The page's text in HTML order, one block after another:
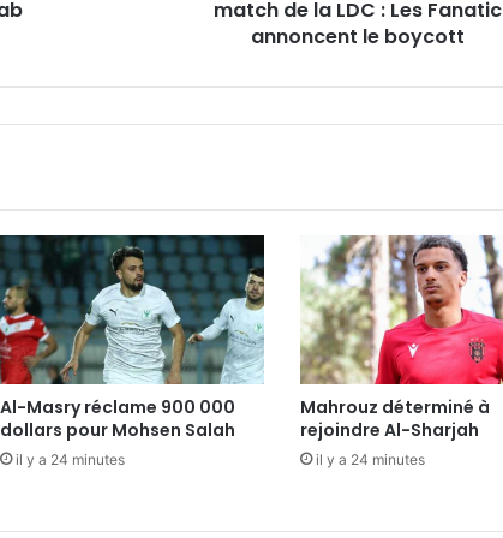
match de la LDC : Les Fanatic
annoncent le boycott
Al-Masry réclame 900 000
dollars pour Mohsen Salah
il y a 24 minutes
Mahrouz déterminé à
rejoindre Al-Sharjah
il y a 24 minutes